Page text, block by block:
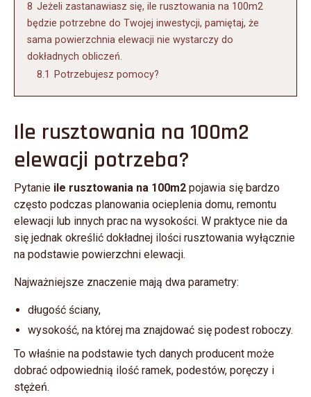
8 Jeżeli zastanawiasz się, ile rusztowania na 100m2
będzie potrzebne do Twojej inwestycji, pamiętaj, że
sama powierzchnia elewacji nie wystarczy do
dokładnych obliczeń.
8.1
Potrzebujesz pomocy?
Ile rusztowania na 100m2
elewacji potrzeba?
Pytanie ile rusztowania na 100m2 pojawia się bardzo
często podczas planowania ocieplenia domu, remontu
elewacji lub innych prac na wysokości. W praktyce nie da
się jednak określić dokładnej ilości rusztowania wyłącznie
na podstawie powierzchni elewacji.
Najważniejsze znaczenie mają dwa parametry:
długość ściany,
wysokość, na której ma znajdować się podest roboczy.
To właśnie na podstawie tych danych producent może
dobrać odpowiednią ilość ramek, podestów, poręczy i
stężeń.